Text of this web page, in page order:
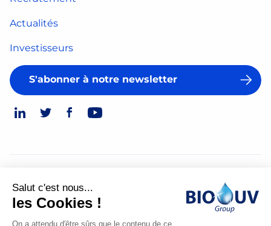
Actualités
Investisseurs
S'abonner à notre newsletter
Mentions légales
Salut c'est nous...
les Cookies !
On a attendu d'être sûrs que le contenu de ce